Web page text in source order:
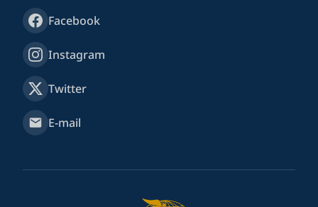
Facebook
Instagram
Twitter
E-mail